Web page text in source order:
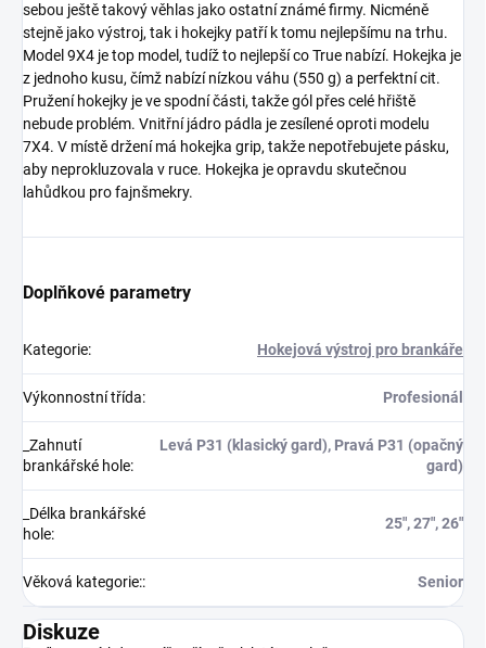
sebou ještě takový věhlas jako ostatní známé firmy. Nicméně
stejně jako výstroj, tak i hokejky patří k tomu nejlepšímu na trhu.
Model 9X4 je top model, tudíž to nejlepší co True nabízí. Hokejka je
z jednoho kusu, čímž nabízí nízkou váhu (550 g) a perfektní cit.
Pružení hokejky je ve spodní části, takže gól přes celé hřiště
nebude problém. Vnitřní jádro pádla je zesílené oproti modelu
7X4. V místě držení má hokejka grip, takže nepotřebujete pásku,
aby neprokluzovala v ruce. Hokejka je opravdu skutečnou
lahůdkou pro fajnšmekry.
Doplňkové parametry
Kategorie: Hokejová výstroj pro brankáře
Výkonnostní třída: Profesionál
_Zahnutí
brankářské hole:
Levá P31 (klasický gard), Pravá P31 (opačný
gard)
_Délka brankářské
hole:
25", 27", 26"
Věková kategorie:: Senior
Diskuze